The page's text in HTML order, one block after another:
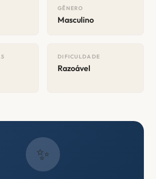
GÊNERO
Masculino
DIFICULDADE
Razoável
✨